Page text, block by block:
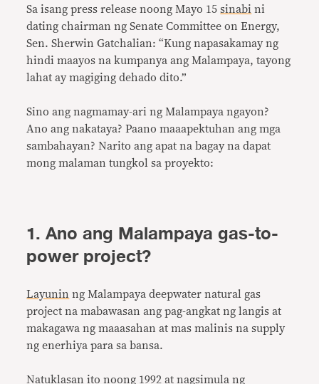
Sa isang press release noong Mayo 15sinabi ni
dating chairman ng Senate Committee on Energy,
Sen. Sherwin Gatchalian: “Kung napasakamay ng
hindi maayos na kumpanya ang Malampaya, tayong
lahat ay magiging dehado dito.”
Sino ang nagmamay-ari ng Malampaya ngayon?
Ano ang nakataya? Paano maaapektuhan ang mga
sambahayan? Narito ang apat na bagay na dapat
mong malaman tungkol sa proyekto:
1. Ano ang Malampaya gas-to-
power project?
Layunin ng Malampaya deepwater natural gas
project na mabawasan ang pag-angkat ng langis at
makagawa ng maaasahan at mas malinis na supply
ng enerhiya para sa bansa.
Natuklasan ito noong 1992 atnagsimula ng